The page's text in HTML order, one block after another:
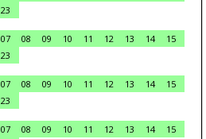
23
07 08 09 10 11 12 13 14
15
23
07 08 09 10 11 12 13 14
15
23
07 08 09 10 11 12 13 14
15